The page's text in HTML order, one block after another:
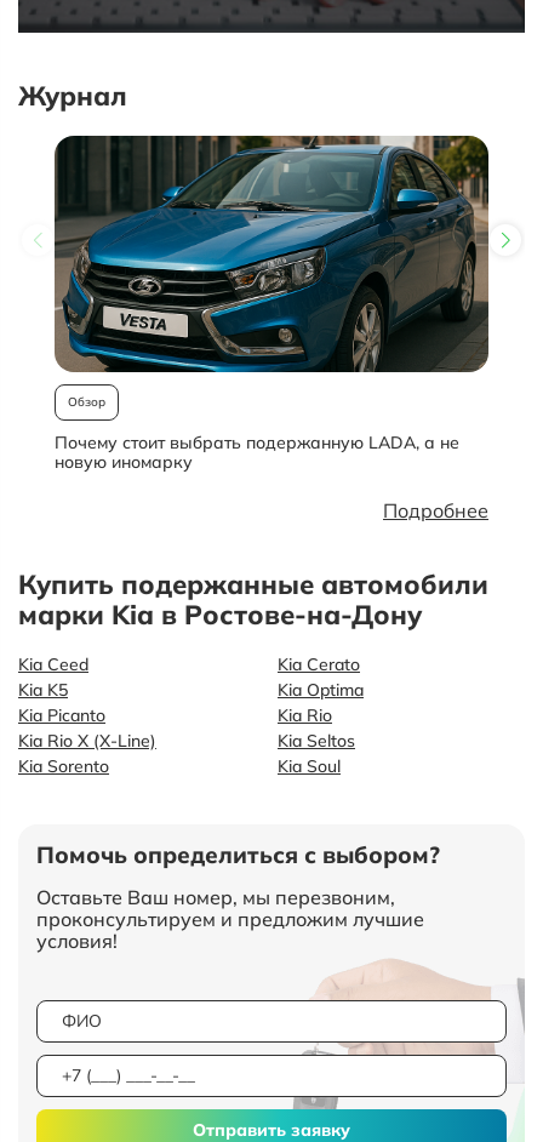
Журнал
Обзор
Почему стоит выбрать подержанную LADA, а не
новую иномарку
Подробнее
Купить подержанные автомобили
марки Kia в Ростове-на-Дону
Kia Ceed
Kia Cerato
Kia K5
Kia Optima
Kia Picanto
Kia Rio
Kia Rio X (X-Line)
Kia Seltos
Kia Sorento
Kia Soul
Помочь определиться с выбором?
Оставьте Ваш номер, мы перезвоним,
проконсультируем и предложим лучшие
условия!
Отправить заявку